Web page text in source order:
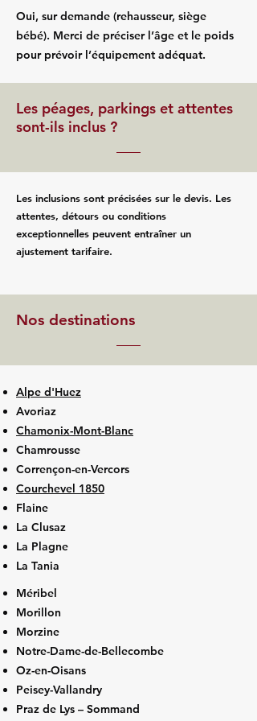
Oui, sur demande (rehausseur, siège
bébé). Merci de préciser l’âge et le poids
pour prévoir l’équipement adéquat.
Les péages, parkings et attentes
sont-ils inclus ?
Les inclusions sont précisées sur le devis. Les
attentes, détours ou conditions
exceptionnelles peuvent entraîner un
ajustement tarifaire.
Nos destinations
Alpe d'Huez
Avoriaz
Chamonix-Mont-Blanc
Chamrousse
Corrençon-en-Vercors
Courchevel 1850
Flaine
La Clusaz
La Plagne
La Tania
Méribel
Morillon
Morzine
Notre-Dame-de-Bellecombe
Oz-en-Oisans
Peisey-Vallandry
Praz de Lys – Sommand